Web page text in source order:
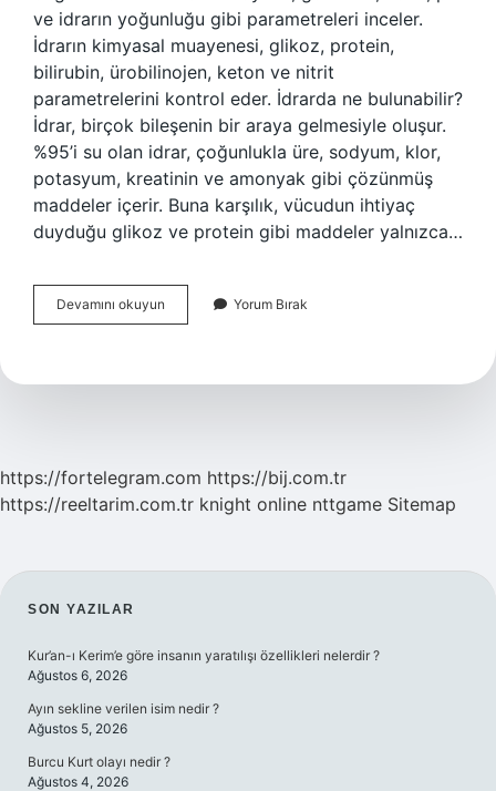
ve idrarın yoğunluğu gibi parametreleri inceler.
İdrarın kimyasal muayenesi, glikoz, protein,
bilirubin, ürobilinojen, keton ve nitrit
parametrelerini kontrol eder. İdrarda ne bulunabilir?
İdrar, birçok bileşenin bir araya gelmesiyle oluşur.
%95’i su olan idrar, çoğunlukla üre, sodyum, klor,
potasyum, kreatinin ve amonyak gibi çözünmüş
maddeler içerir. Buna karşılık, vücudun ihtiyaç
duyduğu glikoz ve protein gibi maddeler yalnızca…
Devamını okuyun
Da
Yorum Bırak
https://fortelegram.com https://bij.com.tr
https://reeltarim.com.tr knight online nttgame Sitemap
SIDEBAR
SON YAZILAR
Kur’an-ı Kerim’e göre insanın yaratılışı özellikleri nelerdir ?
Ağustos 6, 2026
Ayın sekline verilen isim nedir ?
Ağustos 5, 2026
Burcu Kurt olayı nedir ?
Ağustos 4, 2026